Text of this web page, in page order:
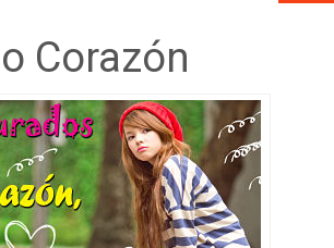
Corazón